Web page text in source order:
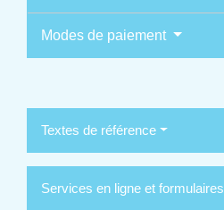
Modes de paiement
Textes de référence
Services en ligne et formulaires